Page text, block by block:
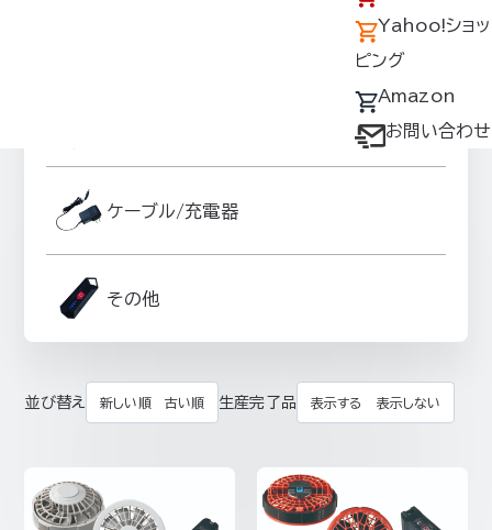
採用情報
デバイス・ファン
オプション対応表
取扱説明書ダウ
ンロードサービス
ユーザー登録
Yahoo!ショッ
ピング
Amazon
お問い合わせ
ケーブル/充電器
その他
並び替え 新しい順 古い順 生産完了品 表示する 表示しない